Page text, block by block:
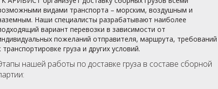
видами транспорта – морским, воздушным и
Наши специалисты разрабатывают наиболее
вариант перевозки в зависимости от
пожеланий отправителя, маршрута, требований
транспортировке груза и других условий.
нашей работы по доставке груза в составе сборной